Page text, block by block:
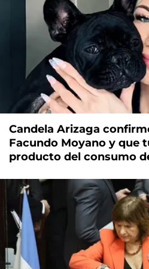
Candela Arizaga
Facundo Moyano y que
producto del consumo